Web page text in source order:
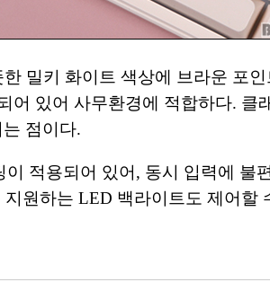
밀키 화이트 색상에 브라운 포
있어 사무환경에 적합하다. 클
점이다.
적용되어 있어, 동시 입력에 불
원하는 LED 백라이트도 제어할